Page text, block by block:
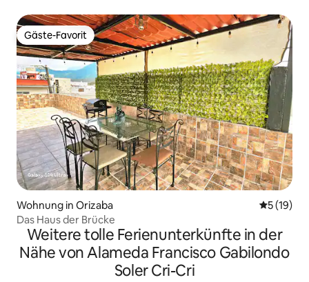
Gäste-Favorit
Gäste-Favorit
Wohnung in Orizaba
5 (19)
Das Haus der Brücke
Weitere tolle Ferienunterkünfte in der
Nähe von Alameda Francisco Gabilondo
Soler Cri-Cri